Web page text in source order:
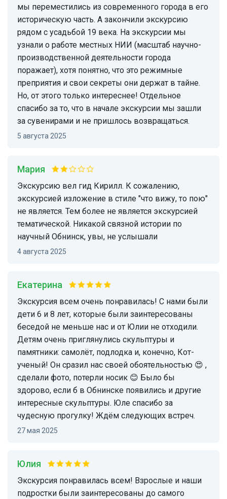
мы переместились из современного города в его
историческую часть. А закончили экскурсию
рядом с усадьбой 19 века. На экскурсии мы
узнали о работе местных НИИ (масштаб научно-
производственной деятельности города
поражает), хотя понятно, что это режимные
преприятия и свои секреты они держат в тайне.
Но, от этого только интереснее! Отдельное
спасибо за то, что в начале экскурсии мы зашли
за сувенирами и не пришлось возвращаться.
5 августа 2025
Мария
Экскурсию вел гид Кирилл. К сожалению,
экскурсией изложение в стиле "что вижу, то пою"
не является. Тем более не является экскурсией
тематической. Никакой связной истории по
научный Обнинск, увы, не услышали
4 августа 2025
Екатерина
Экскурсия всем очень понравилась! С нами были
дети 6 и 8 лет, которые были заинтересованы
беседой не меньше нас и от Юлии не отходили.
Детям очень приглянулись скульптуры и
памятники: самолёт, подлодка и, конечно, Кот-
ученый! Он сразил нас своей обоятельностью 😍 ,
сделали фото, потерли носик 😊 Было бы
здорово, если б в Обнинске появились и другие
интересные скульптуры. Юле спасибо за
чудесную прогулку! Ждём следующих встреч.
27 мая 2025
Юлия
Экскурсия понравилась всем! Взрослые и наши
подростки были заинтересованы до самого